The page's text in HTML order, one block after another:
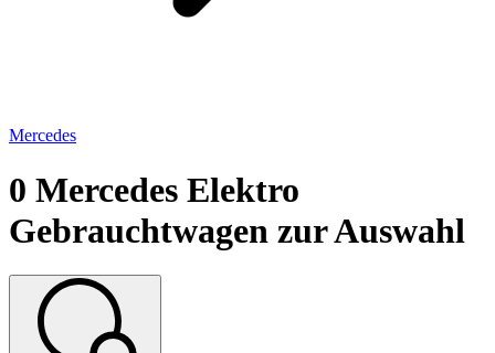
Mercedes
0 Mercedes Elektro
Gebrauchtwagen zur Auswahl